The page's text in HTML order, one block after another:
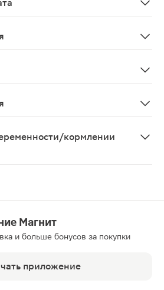
кормлении
Магнит
и больше бонусов за покупки
приложение